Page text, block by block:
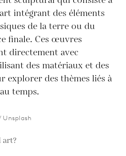
intégrant des éléments
de la terre ou du
finale. Ces œuvres
directement avec
des matériaux et des
explorer des thèmes liés à
temps.
Unsplash